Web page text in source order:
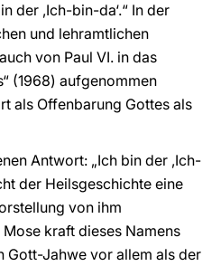
der ,Ich-bin-da‘.“ In der
und lehramtlichen
von Paul VI. in das
(1968) aufgenommen
als Offenbarung Gottes als
Antwort: „Ich bin der ,Ich-
der Heilsgeschichte eine
von ihm
kraft dieses Namens
Gott-Jahwe vor allem als der